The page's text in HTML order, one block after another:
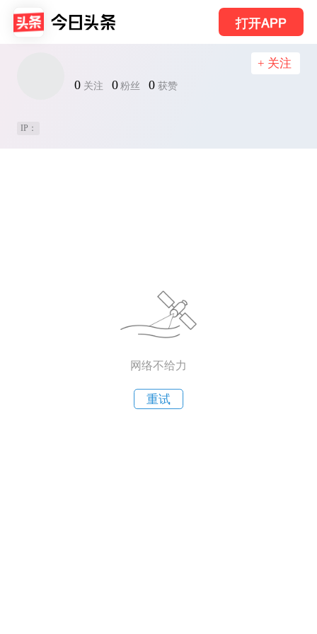
打开APP
0 关注 0 粉丝 0 获赞
+ 关注
IP：
网络不给力
重试